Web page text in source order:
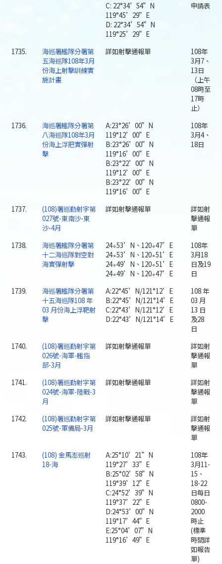
C: 22°34’54”N
119°45’29”E
D: 22°34’54”N
119°25’29”E
申請表
1735.
海巡署艦隊分署第
五海巡隊108年3月
份海上射擊訓練實
施計畫
詳如射擊通報單
108年
3月7、
13日
（上午
08時至
17時
止）
1736.
海巡署艦隊分署第
八海巡隊108年3月
份海上浮把實彈射
擊
A:23°26’00”N
119°12’00”E
B:23°26’00”N
119°16’00”E
B:23°22’00”N
119°12’00”E
B:23°22’00”N
119°16’00”E
108年
3月4、
18日
1737.
(108)署巡勤射字第
027號-東南沙-東
沙-4月
詳如射擊通報單
詳如射
擊通報
單
1738.
海巡署艦隊分署第
十二海巡隊對空對
海實彈射擊
24∘53’N、120∘47’E
24∘53’N、120∘51’E
24∘49’N、120∘51’E
24∘49’N、120∘47’E
108年
3月18
日及19
日
1739.
海巡署艦隊分署第
十五海巡隊108 年
03 月份海上浮靶射
擊
A:22°45’N/121°12’E
B:22°45’N/121°14’E
C:22°43’N/121°12’E
D:22°43’N/121°14’E
108 年
03 月
13 日
及28
日
1740.
(108)署巡勤射字第
026號-海軍-艦指
部-3月
詳如射擊通報單
詳如射
擊通報
單
1741.
(108)署巡勤射字第
024號-海軍-陸戰-3
月
詳如射擊通報單
詳如射
擊通報
單
1742.
(108)署巡勤射字第
025號-軍備局-3月
詳如射擊通報單
詳如射
擊通報
單
1743.
(108) 金馬澎巡射
18-海
A:25°10’21”N
119°27’33”E
B:25°02’58”N
119°39’12”E
C:24°52’39”N
119°37’22”E
D:24°53’00”N
119°17’44”E
E:25°04’07”N
119°16’49”E
108年
3月11-
15、
18-22
日每日
0800-
2000
時止
(標準
時間詳
如報告
單)